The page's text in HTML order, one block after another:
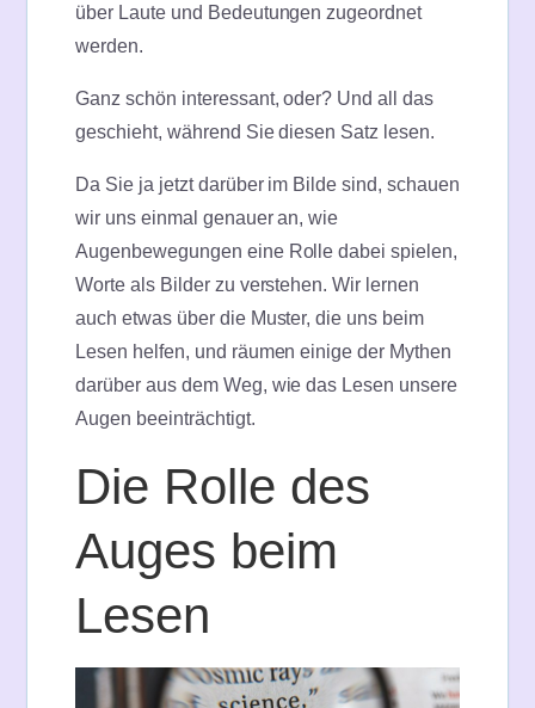
über Laute und Bedeutungen zugeordnet
werden.
Ganz schön interessant, oder? Und all das
geschieht, während Sie diesen Satz lesen.
Da Sie ja jetzt darüber im Bilde sind, schauen
wir uns einmal genauer an, wie
Augenbewegungen eine Rolle dabei spielen,
Worte als Bilder zu verstehen. Wir lernen
auch etwas über die Muster, die uns beim
Lesen helfen, und räumen einige der Mythen
darüber aus dem Weg, wie das Lesen unsere
Augen beeinträchtigt.
Die Rolle des
Auges beim
Lesen